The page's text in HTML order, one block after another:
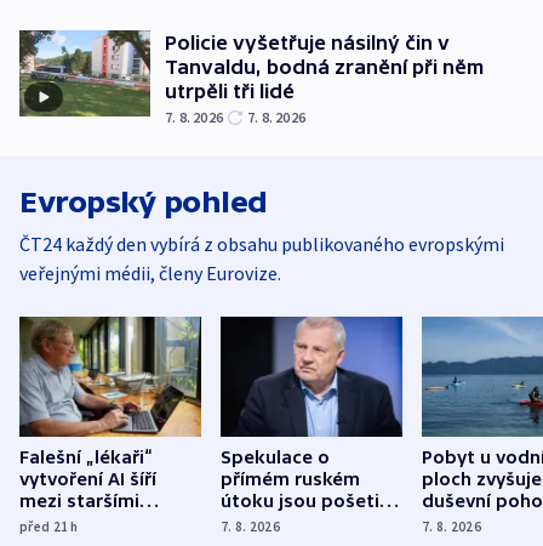
Policie vyšetřuje násilný čin v
Tanvaldu, bodná zranění při něm
utrpěli tři lidé
7. 8. 2026 7. 8. 2026
Evropský pohled
ČT24 každý den vybírá z obsahu publikovaného evropskými
veřejnými médii, členy Eurovize.
Falešní „lékaři“
vytvoření AI šíří
mezi staršími
Poláky nebezpečné
před 21h
Spekulace o
přímém ruském
útoku jsou pošetilé,
míní estonský
7. 8. 2026
Pobyt u
ploch zvyšuje
duševní
ukázala
7. 8. 2026